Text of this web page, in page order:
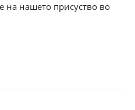
на нашето присуство во